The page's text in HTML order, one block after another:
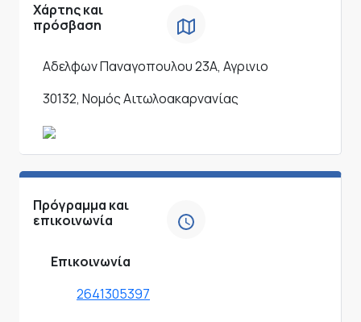
Χάρτης και
πρόσβαση
Αδελφων Παναγοπουλου 23Α, Αγρινιο
30132, Νομός Αιτωλοακαρνανίας
Πρόγραμμα και
επικοινωνία
Επικοινωνία
2641305397